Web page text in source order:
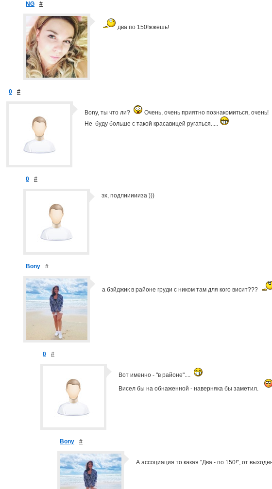
NG #
два по 150!жжешь!
0 #
Bony, ты что ли?
Очень, очень приятно познакомиться, очень!
Не буду больше с такой красавицей ругаться.....
0 #
эх, подлиииииза )))
Bony #
а бэйджик в районе груди с ником там для кого висит???
0 #
Вот именно - "в районе"....
Висел бы на обнаженной - наверняка бы заметил.
Bony #
А ассоциация то какая "Два - по 150!", от